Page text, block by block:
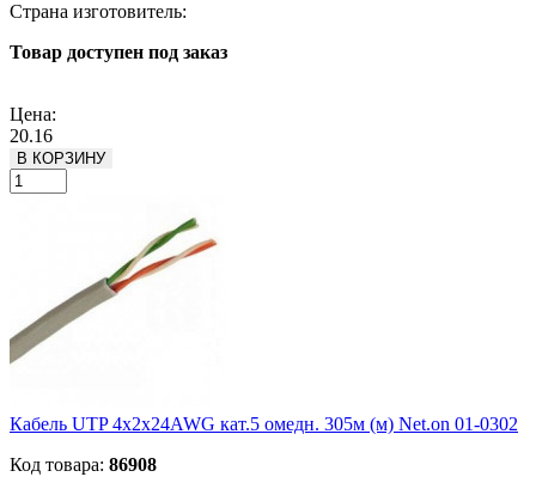
Страна изготовитель:
Товар доступен под заказ
Цена:
20.16
В КОРЗИНУ
Кабель UTP 4х2х24AWG кат.5 омедн. 305м (м) Net.on 01-0302
Код товара: 86908